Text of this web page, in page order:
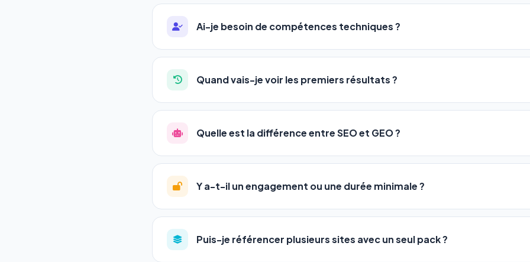
Ai-je besoin de compétences techniques ?
Absolument pas. Notre logiciel a été conçu pour être accessible àtous les profils:
auto-entrepreneurs, PME ou agences. Pas de code, pas de configuration complexe —
l'adresse de votre site, décrivez votre activité, et le logiciel gère tout en automatique
Quand vais-je voir les premiers résultats ?
La plupart de nos utilisateurs observent une amélioration de leur positionnement en4
progression
votre tableau de bord.
Quelle est la différence entre SEO et GEO ?
LeSEO(Search Engine Optimization) vous positionne sur les moteurs classiques :
GEO(Generative Engine Optimization) va plus loin : il fait en sorte que les IA
Gemini et Perplexity
vous citent comme référence dans leurs réponses. Notre
deux simultanément et automatiquement.
Y a-t-il un engagement ou une durée minimale ?
Aucun engagement.Tous nos packs sont résiliables à tout moment, directement
en un clic, ou en nous contactant par téléphone (09 73 89 23 94) ou via le support en
pas de frais cachés. Votre liberté est totale.
Puis-je référencer plusieurs sites avec un seul pack ?